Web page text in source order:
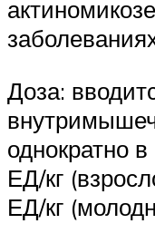
Доза:
однократно
ЕД/кг
ЕД/кг